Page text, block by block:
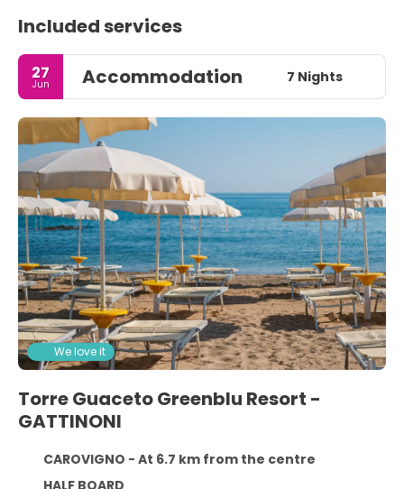
Included services
27
Jun Accommodation 7 Nights
We love it
Torre Guaceto Greenblu Resort -
GATTINONI
CAROVIGNO - At 6.7 km from the centre